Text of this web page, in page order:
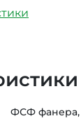
ФСФ фанера,